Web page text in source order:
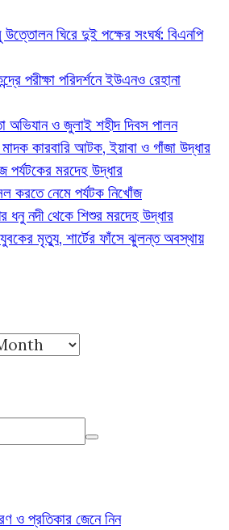
ঘিরে দুই পক্ষের সংঘর্ষ: বিএনপি
পরীক্ষা পরিদর্শনে ইউএনও রেহানা
অভিযান ও জুলাই শহীদ দিবস পালন
কারবারি আটক, ইয়াবা ও গাঁজা উদ্ধার
পর্যটকের মরদেহ উদ্ধার
করতে নেমে পর্যটক নিখোঁজ
ধনু নদী থেকে শিশুর মরদেহ উদ্ধার
যুবকের মৃত্যু, শার্টের ফাঁসে ঝুলন্ত অবস্থায়
ও প্রতিকার জেনে নিন